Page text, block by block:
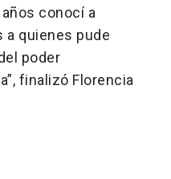
conocí a
a quienes pude
poder
finalizó Florencia